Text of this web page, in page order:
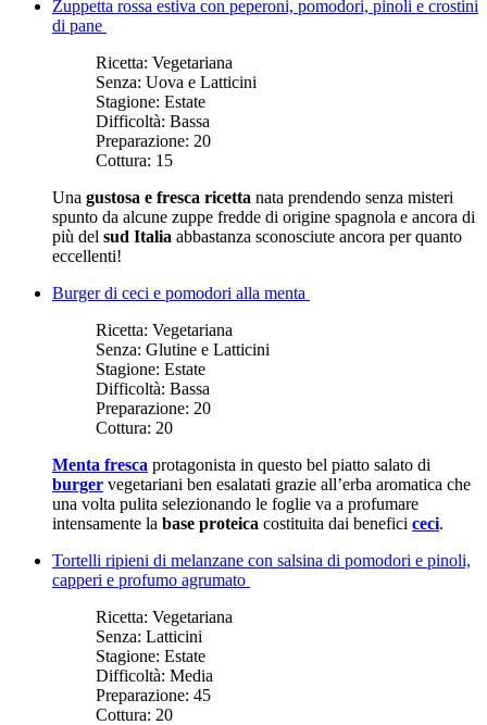
Zuppetta rossa estiva con peperoni, pomodori, pinoli e crostini
di pane
Ricetta: Vegetariana
Senza: Uova e Latticini
Stagione: Estate
Difficoltà: Bassa
Preparazione: 20
Cottura: 15
Una gustosa e fresca ricetta nata prendendo senza misteri
spunto da alcune zuppe fredde di origine spagnola e ancora di
più del sud Italia abbastanza sconosciute ancora per quanto
eccellenti!
Burger di ceci e pomodori alla menta
Ricetta: Vegetariana
Senza: Glutine e Latticini
Stagione: Estate
Difficoltà: Bassa
Preparazione: 20
Cottura: 20
Menta fresca protagonista in questo bel piatto salato di
burger vegetariani ben esalatati grazie all’erba aromatica che
una volta pulita selezionando le foglie va a profumare
intensamente la base proteica costituita dai benefici ceci.
Tortelli ripieni di melanzane con salsina di pomodori e pinoli,
capperi e profumo agrumato
Ricetta: Vegetariana
Senza: Latticini
Stagione: Estate
Difficoltà: Media
Preparazione: 45
Cottura: 20